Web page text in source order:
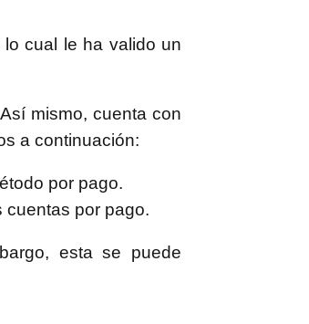
lo cual le ha valido un
mismo, cuenta con
a continuación:
por pago.
cuentas por pago.
esta se puede